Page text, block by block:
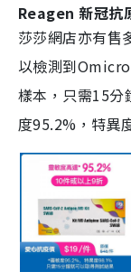
Reagen 新冠抗
莎莎網店亦有售
以檢測到
樣本，只需15分
度95.2%，特異